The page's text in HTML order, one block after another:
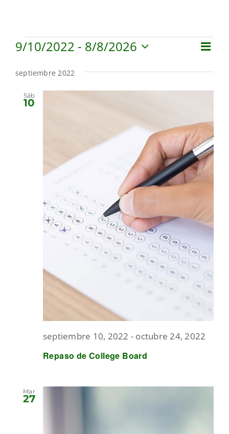
CARRITO
Events List
9/10/2022 - 8/8/2026
date.
septiembre 2022
Sáb
10
Repaso de College Board
septiembre 10, 2022 - octubre 24, 2022
Mar
27